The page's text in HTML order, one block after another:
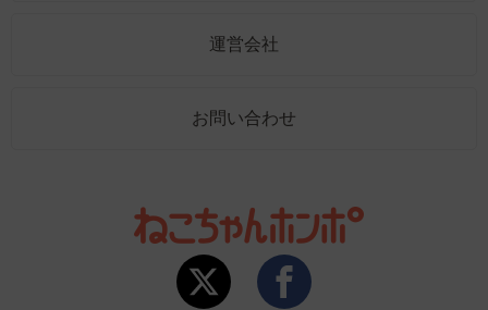
運営会社
お問い合わせ